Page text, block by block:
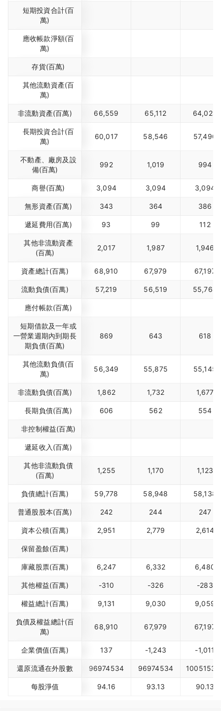
短期投資合計(百
萬)
應收帳款淨額(百
萬)
存貨(百萬)
其他流動資產(百
萬)
非流動資產(百萬) 66,559 65,112 64,024
長期投資合計(百
萬)
60,017 58,546 57,490
不動產、廠房及設
備(百萬)
992 1,019 994
商譽(百萬) 3,094 3,094 3,094
無形資產(百萬) 343 364 386
遞延費用(百萬) 93 99 112
其他非流動資產
(百萬)
2,017 1,987 1,946
資產總計(百萬) 68,910 67,979 67,197
流動負債(百萬) 57,219 56,519 55,764
應付帳款(百萬)
短期借款及一年或
一營業週期內到期長
期負債(百萬)
869 643 618
其他流動負債(百
萬)
56,349 55,875 55,145
非流動負債(百萬) 1,862 1,732 1,677
長期負債(百萬) 606 562 554
非控制權益(百萬)
遞延收入(百萬)
其他非流動負債
(百萬)
1,255 1,170 1,123
負債總計(百萬) 59,778 58,948 58,138
普通股股本(百萬) 242 244 247
資本公積(百萬) 2,951 2,779 2,614
保留盈餘(百萬)
庫藏股票(百萬) 6,247 6,332 6,480
其他權益(百萬) -310 -326 -283
權益總計(百萬) 9,131 9,030 9,059
負債及權益總計(百
萬)
68,910 67,979 67,197
企業價值(百萬) 137 -1,243 -1,011
還原流通在外股數 96974534 96974534
每股淨值 94.16 93.13 90.13